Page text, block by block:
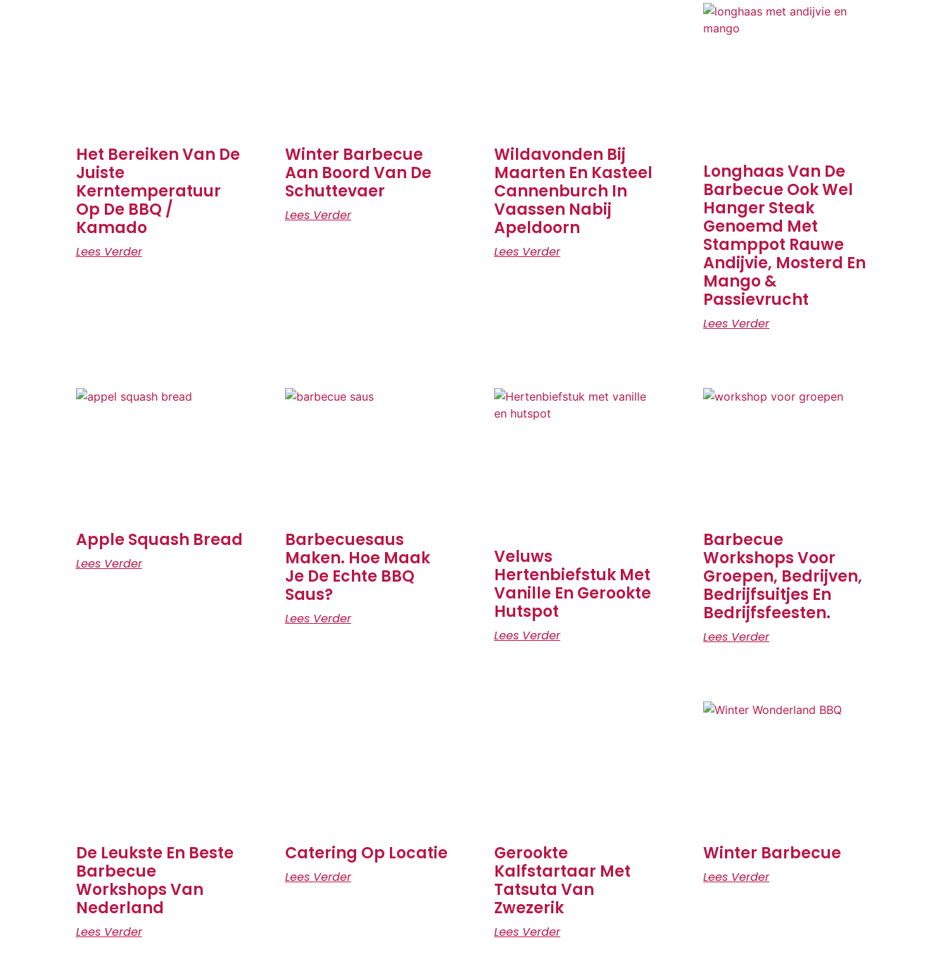
Het Bereiken Van De
Juiste
Kerntemperatuur
Op De BBQ /
Kamado
Lees Verder
Winter Barbecue
Aan Boord Van De
Schuttevaer
Lees Verder
Wildavonden Bij
Maarten En Kasteel
Cannenburch In
Vaassen Nabij
Apeldoorn
Lees Verder
Longhaas Van De
Barbecue Ook Wel
Hanger Steak
Genoemd Met
Stamppot Rauwe
Andijvie, Mosterd En
Mango &
Passievrucht
Lees Verder
Apple Squash Bread
Lees Verder
Barbecuesaus
Maken. Hoe Maak
Je De Echte BBQ
Saus?
Lees Verder
Veluws
Hertenbiefstuk Met
Vanille En Gerookte
Hutspot
Lees Verder
Barbecue
Workshops Voor
Groepen, Bedrijven,
Bedrijfsuitjes En
Bedrijfsfeesten.
Lees Verder
De Leukste En Beste
Barbecue
Workshops Van
Nederland
Lees Verder
Catering Op Locatie
Lees Verder
Gerookte
Kalfstartaar Met
Tatsuta Van
Zwezerik
Lees Verder
Winter Barbecue
Lees Verder